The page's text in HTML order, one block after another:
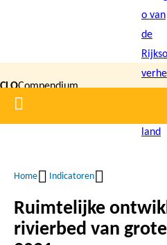
inhoud
gaan
CLOCompendium
voor de
Home
Kruimelpad
Home Indicatoren
Ruimtelijke
rivierbed van